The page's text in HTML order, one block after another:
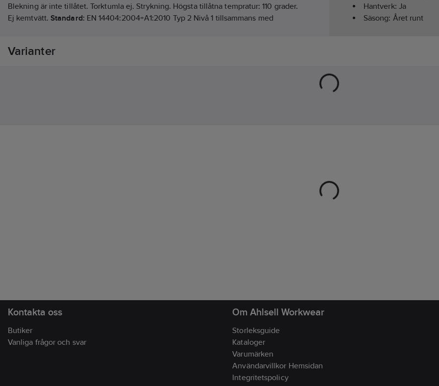
Blekning är inte tillåtet. Torktumla ej. Strykning. Högsta tillåtna tempratur: 110 grader.
Ej kemtvätt.Standard: EN 14404:2004+A1:2010 Typ 2 Nivå 1 tillsammans med
Lev. artikelnr:
Hantverk: Ja
Säsong: Året runt
Varianter
Kontakta oss
Butiker
Vanliga frågor och svar
Om Ahlsell Workwear
Storleksguide
Kataloger
Varumärken
Användarvillkor Hemsidan
Integritetspolicy